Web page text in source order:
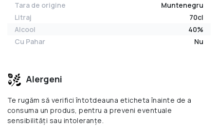
Tara de origine
Muntenegru
Litraj
70cl
Alcool
40%
Cu Pahar
Nu
Alergeni
Te rugăm să verifici întotdeauna eticheta înainte de a
consuma un produs, pentru a preveni eventuale
sensibilități sau intoleranțe.